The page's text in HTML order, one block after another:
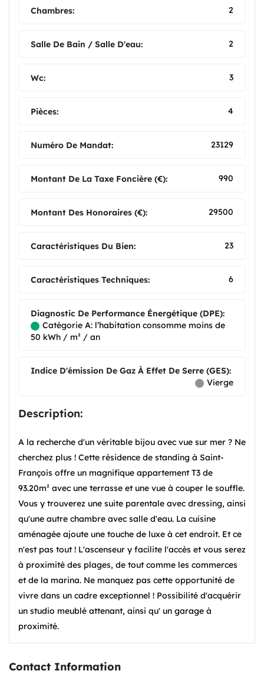
Chambres: 2
Salle De Bain / Salle D'eau: 2
Wc: 3
Pièces: 4
Numéro De Mandat: 23129
Montant De La Taxe Foncière (€): 990
Montant Des Honoraires (€): 29500
Caractéristiques Du Bien: 23
Caractéristiques Techniques: 6
Diagnostic De Performance Énergétique (DPE):
Catégorie A: l’habitation consomme moins de
50 kWh / m² / an
Indice D'émission De Gaz À Effet De Serre (GES):
Vierge
Description:
A la recherche d'un véritable bijou avec vue sur mer ? Ne
cherchez plus ! Cette résidence de standing à Saint-
François offre un magnifique appartement T3 de
93.20m² avec une terrasse et une vue à couper le souffle.
Vous y trouverez une suite parentale avec dressing, ainsi
qu'une autre chambre avec salle d'eau. La cuisine
aménagée ajoute une touche de luxe à cet endroit. Et ce
n'est pas tout ! L'ascenseur y facilite l'accès et vous serez
à proximité des plages, de tout comme les commerces
et de la marina. Ne manquez pas cette opportunité de
vivre dans un cadre exceptionnel ! Possibilité d'acquérir
un studio meublé attenant, ainsi qu' un garage à
proximité.
Contact Information